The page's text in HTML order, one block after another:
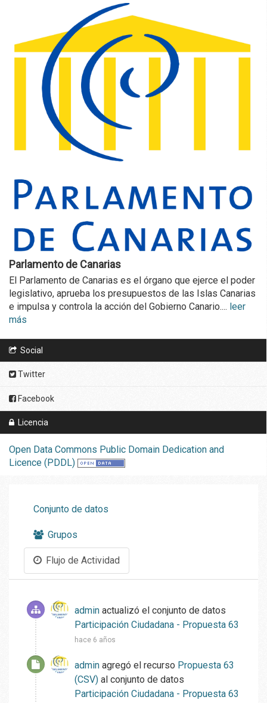
Parlamento de Canarias
El Parlamento de Canarias es el órgano que ejerce el poder
legislativo, aprueba los presupuestos de las Islas Canarias
e impulsa y controla la acción del Gobierno Canario.... leer
más
Social
Twitter
Facebook
Licencia
Open Data Commons Public Domain Dedication and
Licence (PDDL)
Conjunto de datos
Grupos
Flujo de Actividad
admin actualizó el conjunto de datos
Participación Ciudadana - Propuesta 63
hace 6 años
admin agregó el recurso Propuesta 63
(CSV) al conjunto de datos
Participación Ciudadana - Propuesta 63